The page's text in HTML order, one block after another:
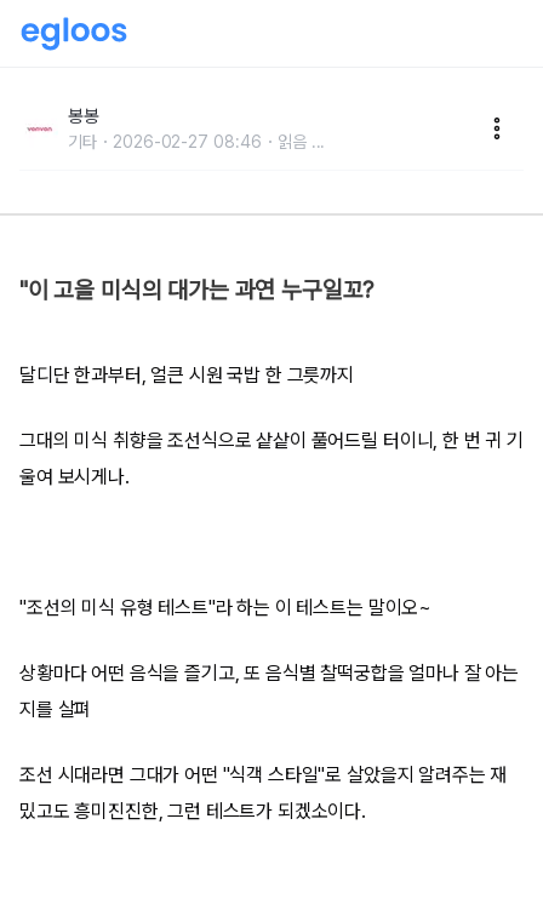
봉봉
기타 2026-02-27 08:46 읽음 ...
"이 고을 미식의 대가는 과연 누구일꼬?
달디단 한과부터, 얼큰 시원 국밥 한 그릇까지
그대의 미식 취향을 조선식으로 샅샅이 풀어드릴 터이니, 한 번 귀 기
울여 보시게나.
"조선의 미식 유형 테스트"라 하는 이 테스트는 말이오~
상황마다 어떤 음식을 즐기고, 또 음식별 찰떡궁합을 얼마나 잘 아는
지를 살펴
조선 시대라면 그대가 어떤 "식객 스타일"로 살았을지 알려주는 재
밌고도 흥미진진한, 그런 테스트가 되겠소이다.